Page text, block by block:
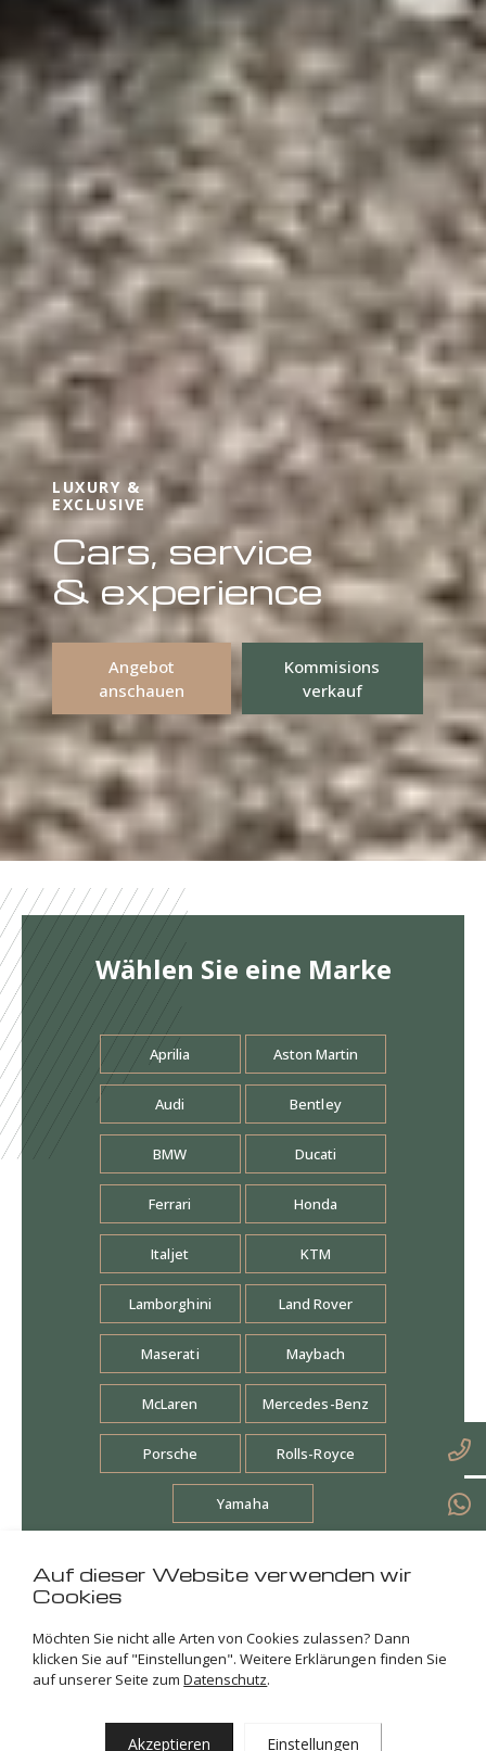
LUXURY &
EXCLUSIVE
Cars, service
& experience
Angebot
anschauen
Kommisions
verkauf
Wählen Sie eine Marke
Aprilia Aston Martin
Audi Bentley
BMW Ducati
Ferrari Honda
Italjet KTM
Lamborghini Land Rover
Maserati Maybach
McLaren Mercedes-Benz
Porsche Rolls-Royce
Yamaha
Alle Marken
Auf dieser Website verwenden wir
Cookies
Möchten Sie nicht alle Arten von Cookies zulassen? Dann
klicken Sie auf "Einstellungen". Weitere Erklärungen finden Sie
auf unserer Seite zumDatenschutz.
Akzeptieren Einstellungen